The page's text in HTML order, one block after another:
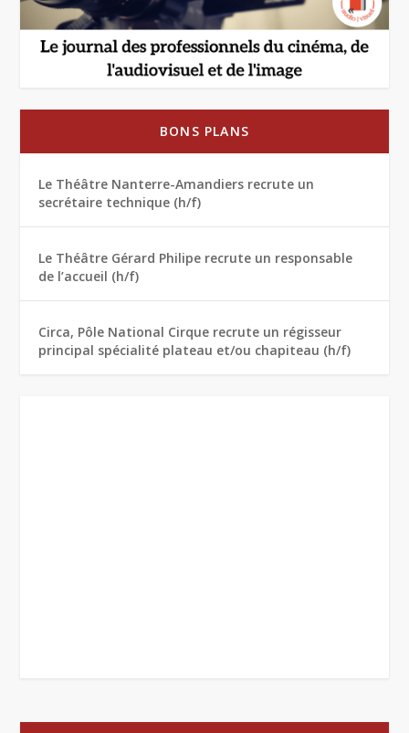
BONS PLANS
Le Théâtre Nanterre-Amandiers recrute un
secrétaire technique (h/f)
Le Théâtre Gérard Philipe recrute un responsable
de l’accueil (h/f)
Circa, Pôle National Cirque recrute un régisseur
principal spécialité plateau et/ou chapiteau (h/f)